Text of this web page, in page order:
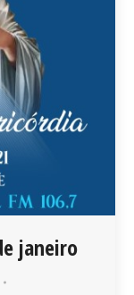
janeiro